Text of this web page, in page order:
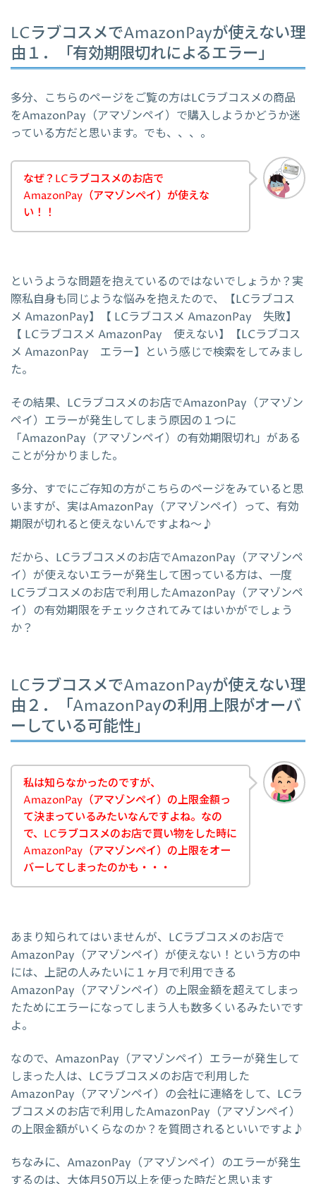
LCラブコスメでAmazonPayが使えない理
由１．「有効期限切れによるエラー」
多分、こちらのページをご覧の方はLCラブコスメの商品
をAmazonPay（アマゾンペイ）で購入しようかどうか迷
っている方だと思います。でも、、、。
なぜ？LCラブコスメのお店で
AmazonPay（アマゾンペイ）が使えな
い！！
というような問題を抱えているのではないでしょうか？実
際私自身も同じような悩みを抱えたので、【LCラブコス
メ AmazonPay】【 LCラブコスメ AmazonPay 失敗】
【 LCラブコスメ AmazonPay 使えない】【LCラブコス
メ AmazonPay エラー】という感じで検索をしてみまし
た。
その結果、LCラブコスメのお店でAmazonPay（アマゾン
ペイ）エラーが発生してしまう原因の１つに
「AmazonPay（アマゾンペイ）の有効期限切れ」がある
ことが分かりました。
多分、すでにご存知の方がこちらのページをみていると思
いますが、実はAmazonPay（アマゾンペイ）って、有効
期限が切れると使えないんですよね～♪
だから、LCラブコスメのお店でAmazonPay（アマゾンペ
イ）が使えないエラーが発生して困っている方は、一度
LCラブコスメのお店で利用したAmazonPay（アマゾンペ
イ）の有効期限をチェックされてみてはいかがでしょう
か？
LCラブコスメでAmazonPayが使えない理
由２．「AmazonPayの利用上限がオーバ
ーしている可能性」
私は知らなかったのですが、
AmazonPay（アマゾンペイ）の上限金額っ
て決まっているみたいなんですよね。なの
で、LCラブコスメのお店で買い物をした時に
AmazonPay（アマゾンペイ）の上限をオー
バーしてしまったのかも・・・
あまり知られてはいませんが、LCラブコスメのお店で
AmazonPay（アマゾンペイ）が使えない！という方の中
には、上記の人みたいに１ヶ月で利用できる
AmazonPay（アマゾンペイ）の上限金額を超えてしまっ
たためにエラーになってしまう人も数多くいるみたいです
よ。
なので、AmazonPay（アマゾンペイ）エラーが発生して
しまった人は、LCラブコスメのお店で利用した
AmazonPay（アマゾンペイ）の会社に連絡をして、LCラ
ブコスメのお店で利用したAmazonPay（アマゾンペイ）
の上限金額がいくらなのか？を質問されるといいですよ♪
ちなみに、AmazonPay（アマゾンペイ）のエラーが発生
するのは、大体月50万以上を使った時だと思います